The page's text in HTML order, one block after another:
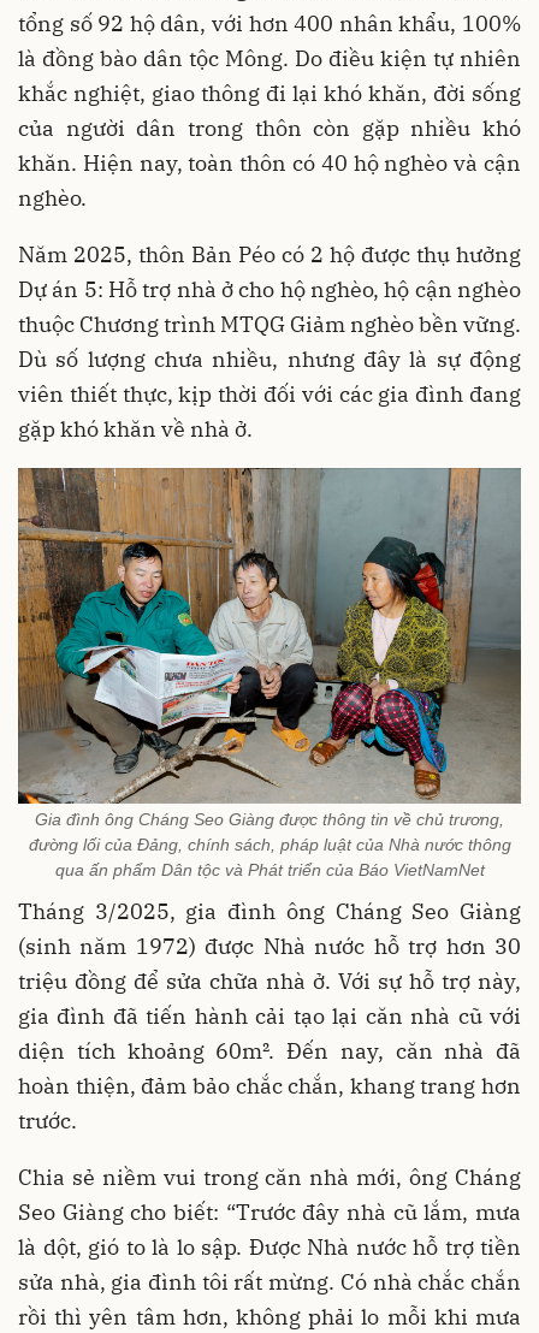
tổng số 92 hộ dân, với hơn 400 nhân khẩu, 100%
là đồng bào dân tộc Mông. Do điều kiện tự nhiên
khắc nghiệt, giao thông đi lại khó khăn, đời sống
của người dân trong thôn còn gặp nhiều khó
khăn. Hiện nay, toàn thôn có 40 hộ nghèo và cận
nghèo.
Năm 2025, thôn Bản Péo có 2 hộ được thụ hưởng
Dự án 5: Hỗ trợ nhà ở cho hộ nghèo, hộ cận nghèo
thuộc Chương trình MTQG Giảm nghèo bền vững.
Dù số lượng chưa nhiều, nhưng đây là sự động
viên thiết thực, kịp thời đối với các gia đình đang
gặp khó khăn về nhà ở.
Gia đình ông Cháng Seo Giàng được thông tin về chủ trương,
đường lối của Đảng, chính sách, pháp luật của Nhà nước thông
qua ấn phẩm Dân tộc và Phát triển của Báo VietNamNet
Tháng 3/2025, gia đình ông Cháng Seo Giàng
(sinh năm 1972) được Nhà nước hỗ trợ hơn 30
triệu đồng để sửa chữa nhà ở. Với sự hỗ trợ này,
gia đình đã tiến hành cải tạo lại căn nhà cũ với
diện tích khoảng 60m². Đến nay, căn nhà đã
hoàn thiện, đảm bảo chắc chắn, khang trang hơn
trước.
Chia sẻ niềm vui trong căn nhà mới, ông Cháng
Seo Giàng cho biết: “Trước đây nhà cũ lắm, mưa
là dột, gió to là lo sập. Được Nhà nước hỗ trợ tiền
sửa nhà, gia đình tôi rất mừng. Có nhà chắc chắn
rồi thì yên tâm hơn, không phải lo mỗi khi mưa